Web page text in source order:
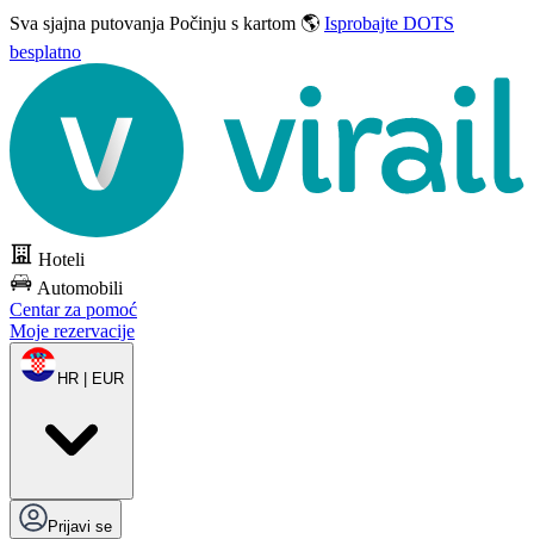
Sva sjajna putovanja Počinju s kartom 🌎 Isprobajte DOTS
besplatno
Hoteli
Automobili
Centar za pomoć
Moje rezervacije
HR | EUR
Prijavi se